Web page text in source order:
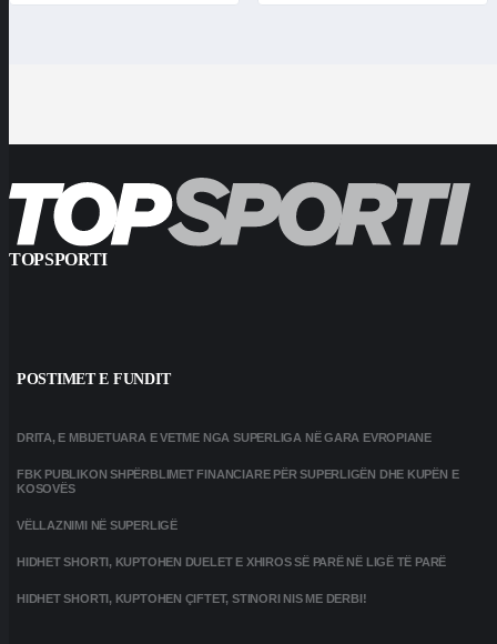
TOPSPORTI
POSTIMET E FUNDIT
DRITA, E MBIJETUARA E VETME NGA SUPERLIGA NË GARA EVROPIANE
FBK PUBLIKON SHPËRBLIMET FINANCIARE PËR SUPERLIGËN DHE KUPËN E
KOSOVËS
VËLLAZNIMI NË SUPERLIGË
HIDHET SHORTI, KUPTOHEN DUELET E XHIROS SË PARË NË LIGË TË PARË
HIDHET SHORTI, KUPTOHEN ÇIFTET, STINORI NIS ME DERBI!